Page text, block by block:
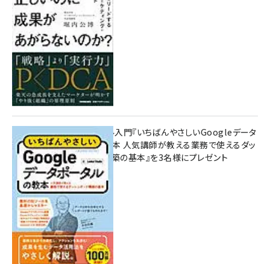
10:00
無料BIツール入門『いちばんやさしいGoogleデータ
ポータルの教本 人気講師が教える業務で使えるダッ
シュボード構築の基本』を3名様にプレゼント
7月31日 10:00